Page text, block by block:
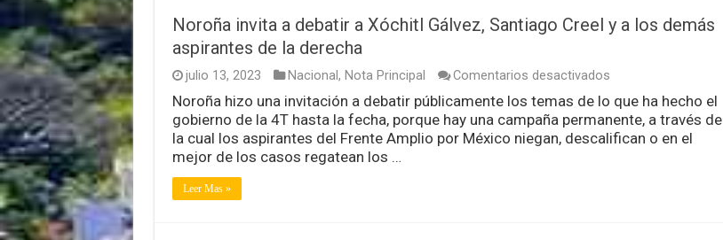
Noroña invita a debatir a Xóchitl Gálvez, Santiago Creel y a los demás
aspirantes de la derecha
julio 13, 2023 Nacional , Nota Principal Comentarios desactivadosen
invita
a
debatir
Noroña hizo una invitación a debatir públicamente los temas de lo que ha hecho el
gobierno de la 4T hasta la fecha, porque hay una campaña permanente, a través de
la cual los aspirantes del Frente Amplio por México niegan, descalifican o en el
mejor de los casos regatean los …
Leer Mas »